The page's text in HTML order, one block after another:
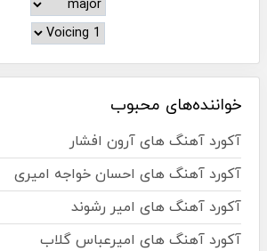
خواننده‌های محبوب
آکورد آهنگ های آرون افشار
آکورد آهنگ های احسان خواجه امیری
آکورد آهنگ های امیر رشوند
آکورد آهنگ های امیرعباس گلاب